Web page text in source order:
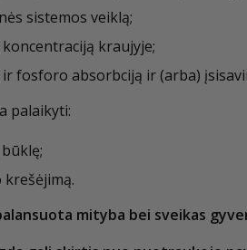
sistemos veiklą;
kraujyje;
fosforo absorbciją ir (arba)
palaikyti:
mityba bei sveikas